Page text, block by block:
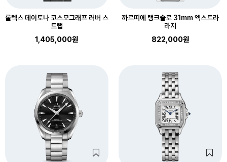
롤렉스 데이토나 코스모그래프 러버 스
트랩
1,405,000원
까르띠에 탱크솔로 31mm 엑스트라
라지
822,000원